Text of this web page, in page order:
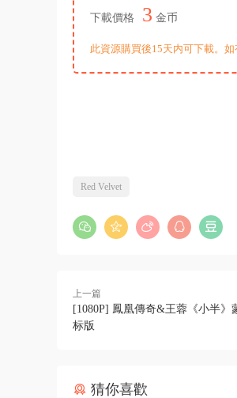
下載價格 3 金币
此資源購買後15天内可下載。
Red Velvet
上一篇
[1080P] 鳳凰傳奇&王蓉《小半》
标版
猜你喜歡